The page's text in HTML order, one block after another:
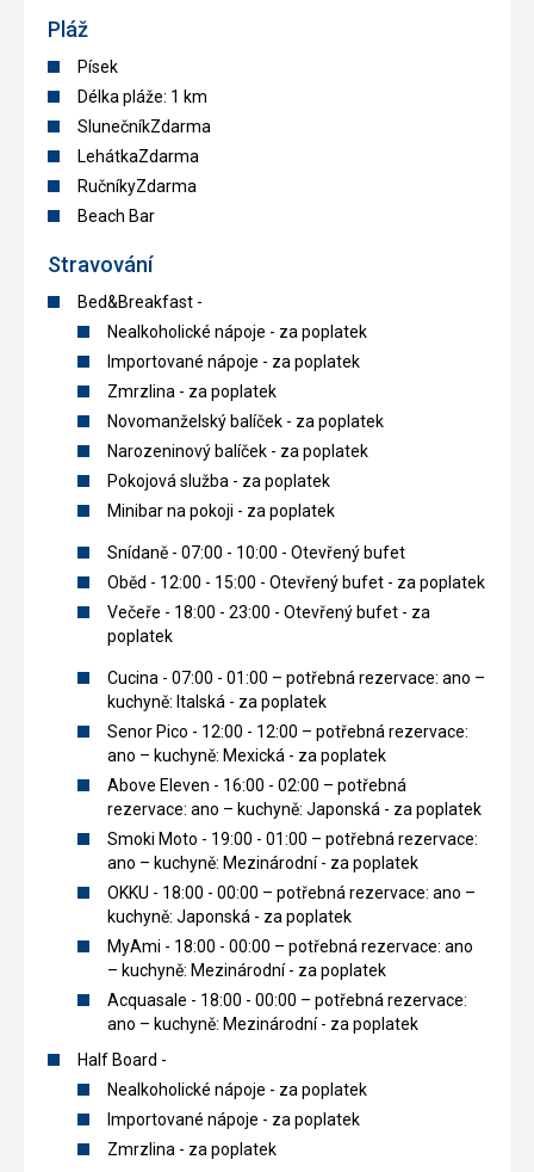
Pláž
Písek
Délka pláže: 1 km
SlunečníkZdarma
LehátkaZdarma
RučníkyZdarma
Beach Bar
Stravování
Bed&Breakfast -
Nealkoholické nápoje - za poplatek
Importované nápoje - za poplatek
Zmrzlina - za poplatek
Novomanželský balíček - za poplatek
Narozeninový balíček - za poplatek
Pokojová služba - za poplatek
Minibar na pokoji - za poplatek
Snídaně - 07:00 - 10:00 - Otevřený bufet
Oběd - 12:00 - 15:00 - Otevřený bufet - za poplatek
Večeře - 18:00 - 23:00 - Otevřený bufet - za
poplatek
Cucina - 07:00 - 01:00 – potřebná rezervace: ano –
kuchyně: Italská - za poplatek
Senor Pico - 12:00 - 12:00 – potřebná rezervace:
ano – kuchyně: Mexická - za poplatek
Above Eleven - 16:00 - 02:00 – potřebná
rezervace: ano – kuchyně: Japonská - za poplatek
Smoki Moto - 19:00 - 01:00 – potřebná rezervace:
ano – kuchyně: Mezinárodní - za poplatek
OKKU - 18:00 - 00:00 – potřebná rezervace: ano –
kuchyně: Japonská - za poplatek
MyAmi - 18:00 - 00:00 – potřebná rezervace: ano
– kuchyně: Mezinárodní - za poplatek
Acquasale - 18:00 - 00:00 – potřebná rezervace:
ano – kuchyně: Mezinárodní - za poplatek
Half Board -
Nealkoholické nápoje - za poplatek
Importované nápoje - za poplatek
Zmrzlina - za poplatek